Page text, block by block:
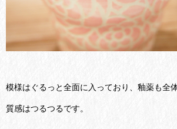
模様はぐるっと全面に入っており、釉薬も全
質感はつるつるです。